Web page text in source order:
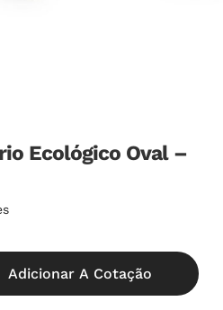
Ecológico Oval –
Adicionar A Cotação